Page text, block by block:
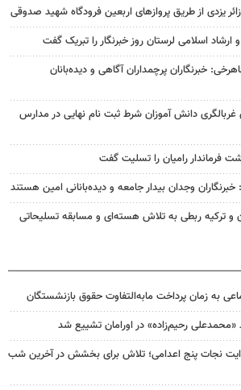
اسلامی لرستان روز خبرنگار را تبریک گفت
خبرنگاران پرچمداران آگاهی و دیده‌بانان
غربالگری دانش آموزان شرط ثبت نام نهایی در مدارس
فرماندار رامیان را تسلیت گفت
خبرنگاران وجدان بیدار جامعه و دیده‌بانانی امین هستند
و ترکیه ربطی به تلاش هسته‌ای و مسابقه تسلیحاتی
به زمان پرداخت مابه‌التفاوت حقوق بازنشستگان
«محمدعلی رحیم‌زاده» در اورامان تشییع شد
نجات پنج اعدامی؛ تلاش برای بخشش در آخرین شب